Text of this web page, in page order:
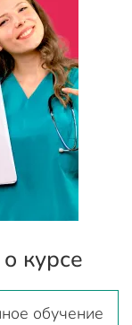
курсе
обучение